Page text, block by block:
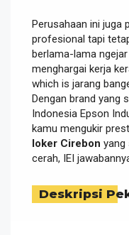
Perusahaan ini juga
profesional tapi
berlama-lama
menghargai kerja
which is jarang
Dengan brand yang
Indonesia Epson
kamu mengukir
loker Cirebon yang
cerah, IEI
Deskripsi